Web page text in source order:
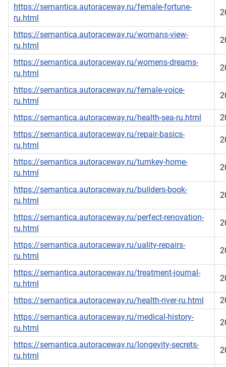
https://semantica.autoraceway.ru/female-fortune-
ru.html
https://semantica.autoraceway.ru/womans-view-
ru.html
https://semantica.autoraceway.ru/womens-dreams-
ru.html
https://semantica.autoraceway.ru/female-voice-
ru.html
https://semantica.autoraceway.ru/health-sea-ru.html
https://semantica.autoraceway.ru/repair-basics-
ru.html
https://semantica.autoraceway.ru/turnkey-home-
ru.html
https://semantica.autoraceway.ru/builders-book-
ru.html
https://semantica.autoraceway.ru/perfect-renovation-
ru.html
https://semantica.autoraceway.ru/uality-repairs-
ru.html
https://semantica.autoraceway.ru/treatment-journal-
ru.html
https://semantica.autoraceway.ru/health-river-ru.html
https://semantica.autoraceway.ru/medical-history-
ru.html
https://semantica.autoraceway.ru/longevity-secrets-
ru.html